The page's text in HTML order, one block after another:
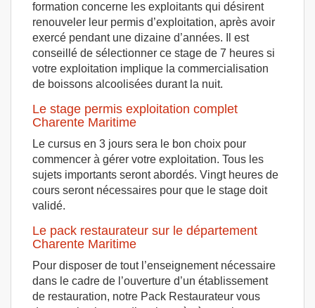
formation concerne les exploitants qui désirent
renouveler leur permis d’exploitation, après avoir
exercé pendant une dizaine d’années. Il est
conseillé de sélectionner ce stage de 7 heures si
votre exploitation implique la commercialisation
de boissons alcoolisées durant la nuit.
Le stage permis exploitation complet
Charente Maritime
Le cursus en 3 jours sera le bon choix pour
commencer à gérer votre exploitation. Tous les
sujets importants seront abordés. Vingt heures de
cours seront nécessaires pour que le stage doit
validé.
Le pack restaurateur sur le département
Charente Maritime
Pour disposer de tout l’enseignement nécessaire
dans le cadre de l’ouverture d’un établissement
de restauration, notre Pack Restaurateur vous